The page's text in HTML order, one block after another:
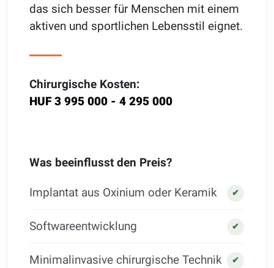
das sich besser für Menschen mit einem
aktiven und sportlichen Lebensstil eignet.
Chirurgische Kosten:
HUF 3 995 000 - 4 295 000
Was beeinflusst den Preis?
Implantat aus Oxinium oder Keramik ✔
Softwareentwicklung ✔
Minimalinvasive chirurgische Technik ✔